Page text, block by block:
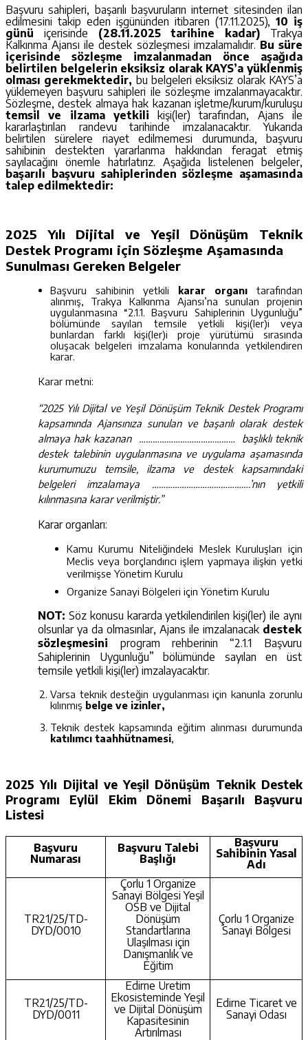
Başvuru sahipleri, başarılı başvuruların internet sitesinden ilan
edilmesini takip eden işgününden itibaren (17.11.2025), 10 iş
günü içerisinde (28.11.2025 tarihine kadar) Trakya
Kalkınma Ajansı ile destek sözleşmesi imzalamalıdır.Bu süre
içerisinde sözleşme imzalanmadan önce aşağıda
belirtilen belgelerin eksiksiz olarak KAYS’a yüklenmiş
olması gerekmektedir, bu belgeleri eksiksiz olarak KAYS’a
yüklemeyen başvuru sahipleri ile sözleşme imzalanmayacaktır.
Sözleşme, destek almaya hak kazanan işletme/kurum/kuruluşu
temsil ve ilzama yetkilikişi(ler) tarafından, Ajans ile
kararlaştırılan randevu tarihinde imzalanacaktır. Yukarıda
belirtilen sürelere riayet edilmemesi durumunda, başvuru
sahibinin destekten yararlanma hakkından feragat etmiş
sayılacağını önemle hatırlatırız. Aşağıda listelenen belgeler,
başarılı başvuru sahiplerinden sözleşme aşamasında
talep edilmektedir:
2025 Yılı Dijital ve Yeşil Dönüşüm Teknik
Destek Programı için Sözleşme Aşamasında
Sunulması Gereken Belgeler
Başvuru sahibinin yetkili karar organıtarafından
alınmış, Trakya Kalkınma Ajansı’na sunulan projenin
uygulanmasına “2.1.1. Başvuru Sahiplerinin Uygunluğu”
bölümünde sayılan temsile yetkili kişi(ler)i veya
bunlardan farklı kişi(ler)i proje yürütümü sırasında
oluşacak belgeleri imzalama konularında yetkilendiren
karar.
Karar metni:
“2025 Yılı Dijital ve Yeşil Dönüşüm Teknik Destek Programı
kapsamında Ajansınıza sunulan ve başarılı olarak destek
almaya hak kazanan …………………………………… başlıklı teknik
destek talebinin uygulanmasına ve uygulama aşamasında
kurumumuzu temsile, ilzama ve destek kapsamındaki
belgeleri imzalamaya …………………………………….’nın yetkili
kılınmasına karar verilmiştir.”
Karar organları:
Kamu Kurumu Niteliğindeki Meslek Kuruluşları için
Meclis veya borçlandırıcı işlem yapmaya ilişkin yetki
verilmişse Yönetim Kurulu
Organize Sanayi Bölgeleri için Yönetim Kurulu
NOT:Söz konusu kararda yetkilendirilen kişi(ler) ile aynı
olsunlar ya da olmasınlar, Ajans ile imzalanacak destek
sözleşmesini program rehberinin “2.1.1 Başvuru
Sahiplerinin Uygunluğu” bölümünde sayılan en üst
temsile yetkili kişi(ler) imzalayacaktır.
Varsa teknik desteğin uygulanması için kanunla zorunlu
kılınmış belge ve izinler,
Teknik destek kapsamında eğitim alınması durumunda
katılımcı taahhütnamesi,
2025 Yılı Dijital ve Yeşil Dönüşüm Teknik Destek
Programı Eylül Ekim Dönemi Başarılı Başvuru
Listesi
Başvuru
Numarası
Başvuru Talebi
Başlığı
Başvuru
Sahibinin Yasal
Adı
TR21/25/TD-
DYD/0010
Çorlu 1 Organize
Sanayi Bölgesi Yeşil
OSB ve Dijital
Dönüşüm
Standartlarına
Ulaşılması için
Danışmanlık ve
Eğitim
Çorlu 1 Organize
Sanayi Bölgesi
TR21/25/TD-
DYD/0011
Edirne Üretim
Ekosisteminde Yeşil
ve Dijital Dönüşüm
Kapasitesinin
Artırılması
Edirne Ticaret ve
Sanayi Odası